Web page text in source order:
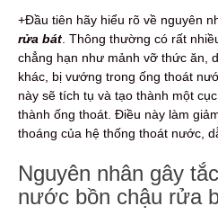
+Đầu tiên hãy hiểu rõ về nguyên
rửa bát . Thông thường có rất
chẳng hạn như mảnh vỡ thức ăn,
khác, bị vướng trong ống thoát
này sẽ tích tụ và tạo thành một
thành ống thoát. Điều này làm
thoáng của hệ thống thoát nước,
Nguyên nhân gây
nước bồn chậu rửa